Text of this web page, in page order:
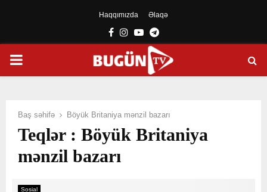
Haqqımızda Əlaqə
Facebook
Instagram
YoutubeTelegram
PRIMARY
Baş səhifə Böyük Britaniya mənzil bazarı
Teqlər : Böyük Britaniya
mənzil bazarı
Sosial